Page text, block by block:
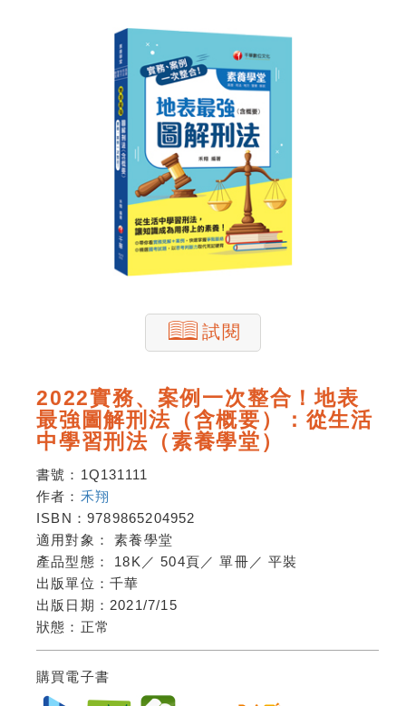
試閱
2022實務、案例一次整合！地表
最強圖解刑法（含概要）：從生活
中學習刑法（素養學堂）
書號： 1Q131111
作者： 禾翔
ISBN： 9789865204952
適用對象：素養學堂
產品型態： 18K ／504頁 ／單冊 ／平裝
出版單位： 千華
出版日期： 2021/7/15
狀態： 正常
購買電子書